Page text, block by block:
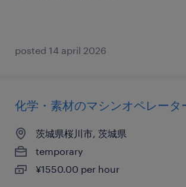
posted 14 april 2026
化学・素材のマシンオペレータ
茨城県桜川市, 茨城県
temporary
¥1550.00 per hour